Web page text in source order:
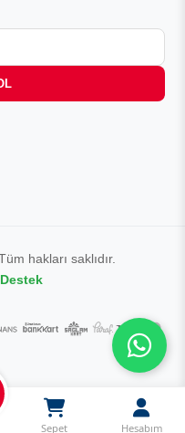
hakları saklıdır.
Sepet Hesabım